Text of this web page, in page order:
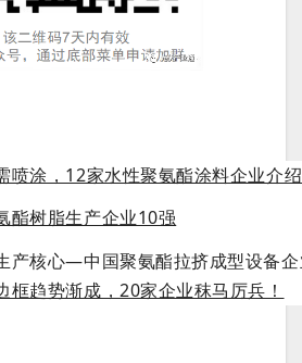
喷涂，12家水性聚氨酯涂料企业介绍
酯树脂生产企业10强
产核心—中国聚氨酯拉挤成型设备
框趋势渐成，20家企业秣马厉兵！